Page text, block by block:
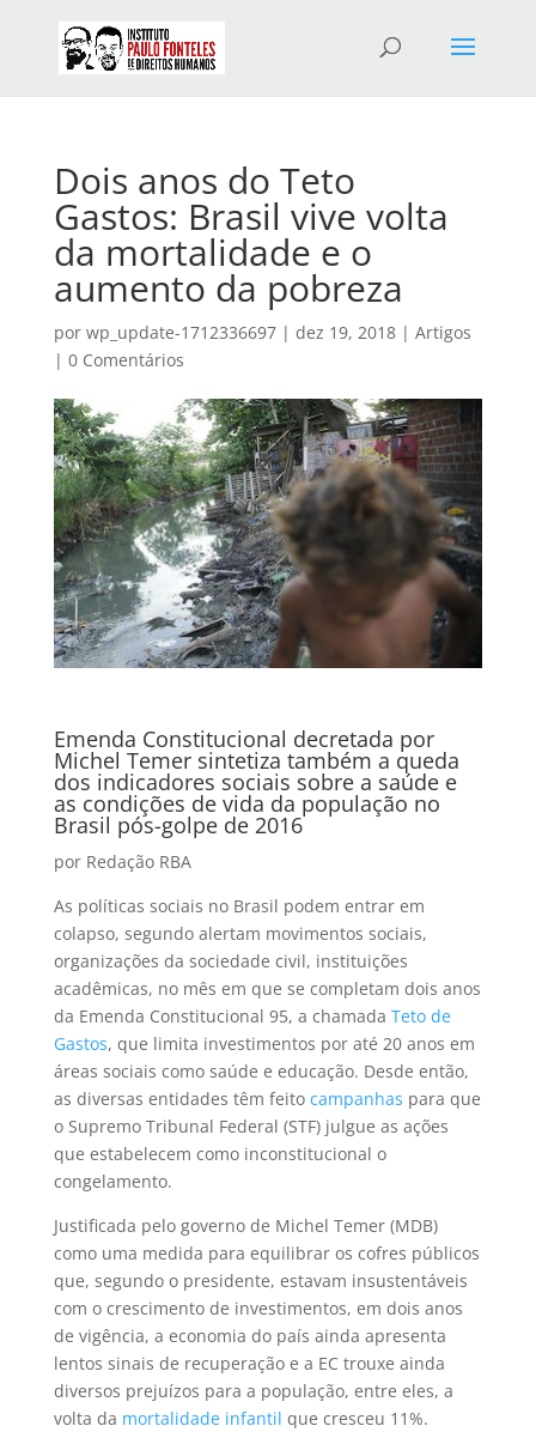
Dois anos do Teto
Gastos: Brasil vive volta
da mortalidade e o
aumento da pobreza
por wp_update-1712336697| dez 19, 2018| Artigos
| 0 Comentários
Emenda Constitucional decretada por
Michel Temer sintetiza também a queda
dos indicadores sociais sobre a saúde e
as condições de vida da população no
Brasil pós-golpe de 2016
por Redação RBA
As políticas sociais no Brasil podem entrar em
colapso, segundo alertam movimentos sociais,
organizações da sociedade civil, instituições
acadêmicas, no mês em que se completam dois anos
da Emenda Constitucional 95, a chamada Teto de
Gastos, que limita investimentos por até 20 anos em
áreas sociais como saúde e educação. Desde então,
as diversas entidades têm feito campanhas para que
o Supremo Tribunal Federal (STF) julgue as ações
que estabelecem como inconstitucional o
congelamento.
Justificada pelo governo de Michel Temer (MDB)
como uma medida para equilibrar os cofres públicos
que, segundo o presidente, estavam insustentáveis
com o crescimento de investimentos, em dois anos
de vigência, a economia do país ainda apresenta
lentos sinais de recuperação e a EC trouxe ainda
diversos prejuízos para a população, entre eles, a
volta da mortalidade infantil que cresceu 11%.